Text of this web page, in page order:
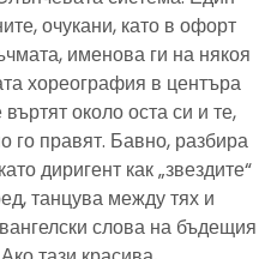
очукани, като в офорт
именова ги на някоя
хореография в центъра
около оста си и те,
го правят. Бавно, разбира
диригент как „звездите“
танцува между тях и
слова на бъдещия